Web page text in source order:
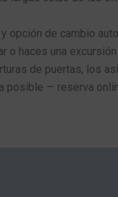
opción de cambio
haces una
de puertas, los
posible — reserva